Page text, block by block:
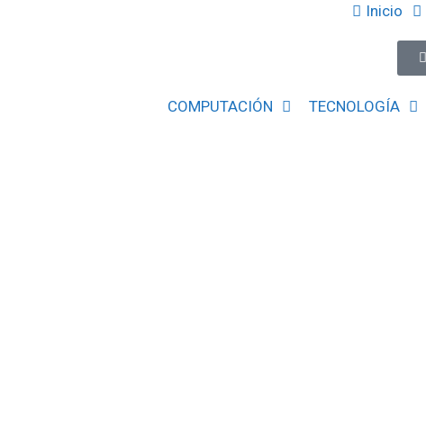
Inicio
COMPUTACIÓN TECNOLOGÍA